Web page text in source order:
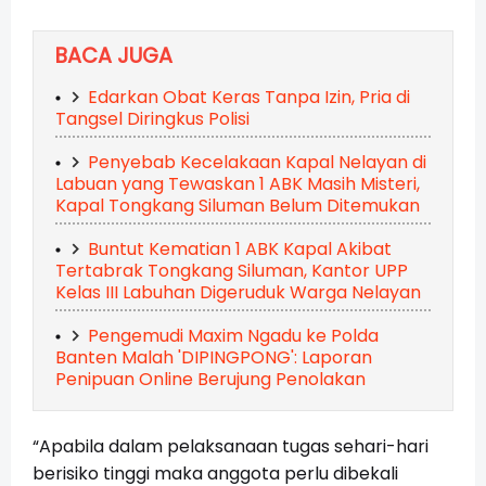
BACA JUGA
Edarkan Obat Keras Tanpa Izin, Pria di
Tangsel Diringkus Polisi
Penyebab Kecelakaan Kapal Nelayan di
Labuan yang Tewaskan 1 ABK Masih Misteri,
Kapal Tongkang Siluman Belum Ditemukan
Buntut Kematian 1 ABK Kapal Akibat
Tertabrak Tongkang Siluman, Kantor UPP
Kelas III Labuhan Digeruduk Warga Nelayan
Pengemudi Maxim Ngadu ke Polda
Banten Malah 'DIPINGPONG': Laporan
Penipuan Online Berujung Penolakan
“Apabila dalam pelaksanaan tugas sehari-hari
berisiko tinggi maka anggota perlu dibekali